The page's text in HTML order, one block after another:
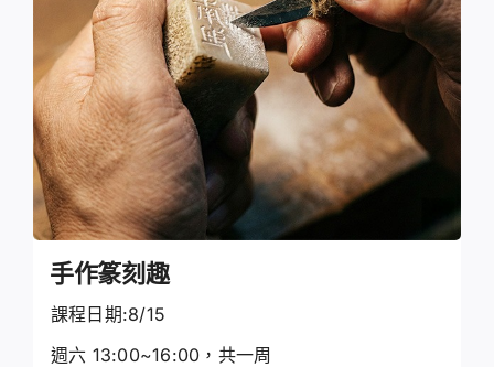
手作篆刻趣
課程日期:8/15
週六 13:00~16:00，共一周